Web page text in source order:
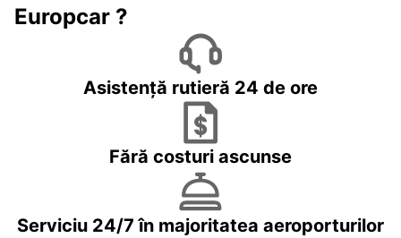
Europcar ?
Asistență rutieră 24 de ore
Fără costuri ascunse
Serviciu 24/7 în majoritatea aeroporturilor